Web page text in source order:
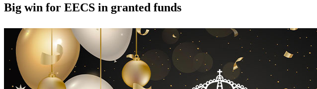
Big win for EECS in granted funds